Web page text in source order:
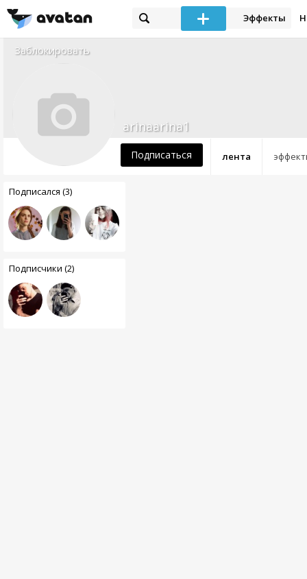
Эффекты
Заблокировать
лента
arinaarina1
Подписаться
Подписался (3)
Подписчики (2)